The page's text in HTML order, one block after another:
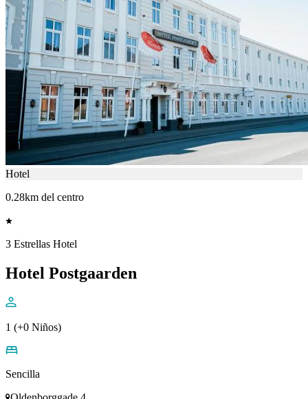
Hotel
0.28km del centro
3 Estrellas Hotel
Hotel Postgaarden
1 (+0 Niños)
Sencilla